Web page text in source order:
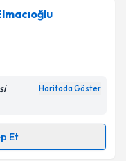
ilişkin
Aydınlatma
belirtilen
Haritada Göster
Et